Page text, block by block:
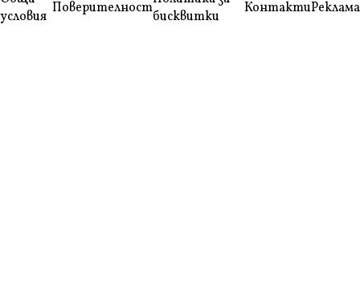
условия Поверителностбисквитки
КонтактиРеклама